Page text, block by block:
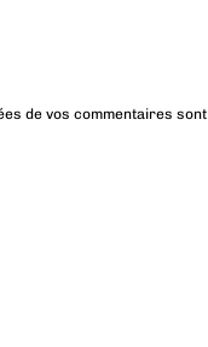
de vos commentaires sont